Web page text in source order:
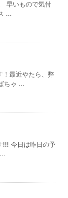
早いもので気付
...
！最近やたら、弊
ちゃ ...
!!! 今日は昨日の予